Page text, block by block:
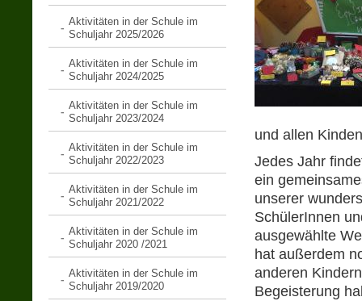
Aktivitäten in der Schule im
Schuljahr 2025/2026
Aktivitäten in der Schule im
Schuljahr 2024/2025
Aktivitäten in der Schule im
Schuljahr 2023/2024
Aktivitäten in der Schule im
Schuljahr 2022/2023
Aktivitäten in der Schule im
Schuljahr 2021/2022
Aktivitäten in der Schule im
Schuljahr 2020 /2021
Aktivitäten in der Schule im
Schuljahr 2019/2020
und allen
Jedes Jahr
ein
unserer
SchülerInnen
ausgewählte
hat außerdem
anderen
Begeisterung